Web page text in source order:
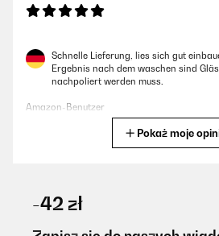
Schnelle Lieferung, lies sich gut
Ergebnis nach dem waschen sind
nachpoliert werden muss.
Amazon-Benutzer
Pokaż moje
-42 zł